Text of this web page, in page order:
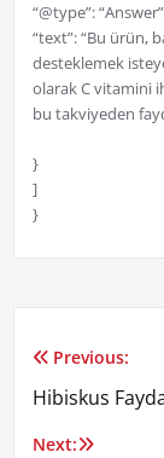
“@type”:
“text”: “Bu ürün,
desteklemek
olarak C vitamini
bu takviyeden
}
]
}
Yazı
Previous:
Hibiskus
Next: